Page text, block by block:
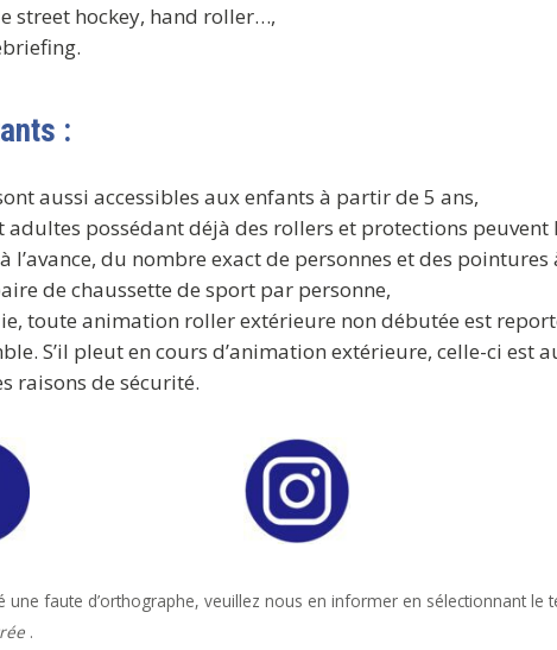
street hockey, hand roller…,
:
aussi accessibles aux enfants à partir de 5 ans,
adultes possédant déjà des rollers et protections peuvent
à l’avance, du nombre exact de personnes et des pointures
de chaussette de sport par personne,
toute animation roller extérieure non débutée est
S’il pleut en cours d’animation extérieure, celle-ci est
raisons de sécurité.
une faute d’orthographe, veuillez nous en informer en sélectionnant le
.